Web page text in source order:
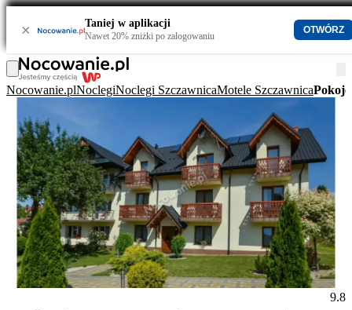
× Taniej w aplikacji
Nawet 20% zniżki po zalogowaniu
OTWÓRZ
Nocowanie.plNoclegiNoclegi SzczawnicaMotele Szczawnica
9.8